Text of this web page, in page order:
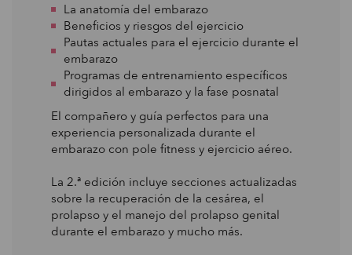
La anatomía del embarazo
Beneficios y riesgos del ejercicio
Pautas actuales para el ejercicio durante el
embarazo
Programas de entrenamiento específicos
dirigidos al embarazo y la fase posnatal
El compañero y guía perfectos para una
experiencia personalizada durante el
embarazo con pole fitness y ejercicio aéreo.
La 2.ª edición incluye secciones actualizadas
sobre la recuperación de la cesárea, el
prolapso y el manejo del prolapso genital
durante el embarazo y mucho más.